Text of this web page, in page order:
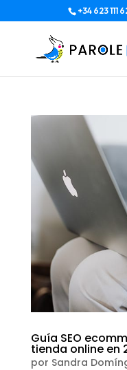
+34 623 111
Guía SEO
tienda online en
por Sandra